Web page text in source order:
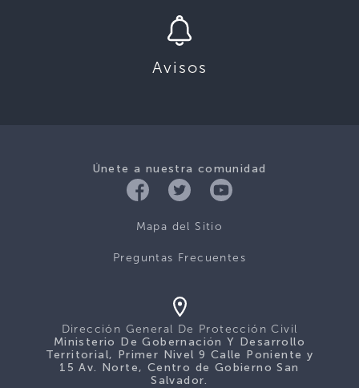
Avisos
Únete a nuestra comunidad
Mapa del Sitio
Preguntas Frecuentes
Dirección General De Protección Civil
Ministerio De Gobernación Y Desarrollo
Territorial, Primer Nivel 9 Calle Poniente y
15 Av. Norte, Centro de Gobierno San
Salvador.